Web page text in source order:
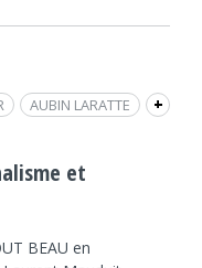
+
AUBIN LARATTE
FIDÉLITÉet
BEAU en